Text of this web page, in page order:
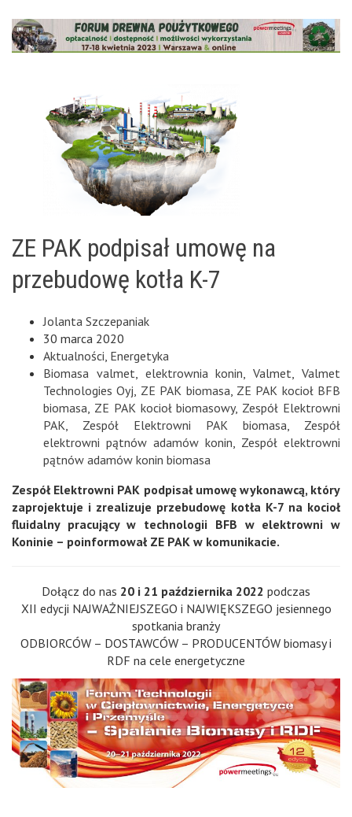
ZE PAK podpisał umowę na
przebudowę kotła K-7
Jolanta Szczepaniak
30 marca 2020
Aktualności Energetyka
Biomasa valmet
elektrownia konin ,Valmet ,Valmet
Technologies Oyj ZE PAK biomasa ZE PAK kocioł BFB
biomasa ZE PAK kocioł biomasowy, Zespół Elektrowni
PAK
Zespół Elektrowni PAK biomasa
Zespół
elektrowni pątnów adamów konin
Zespół elektrowni
pątnów adamów konin biomasa
Zespół Elektrowni PAK podpisał umowę wykonawcą, który
zaprojektuje i zrealizuje przebudowę kotła K-7 na kocioł
fluidalny pracujący w technologii BFB w elektrowni w
Koninie – poinformował ZE PAK w komunikacie.
Dołącz do nas 20 i 21 października 2022 podczas
XII edycji NAJWAŻNIEJSZEGO i NAJWIĘKSZEGO jesiennego
spotkania branży
ODBIORCÓW – DOSTAWCÓW – PRODUCENTÓW biomasy i
RDF na cele energetyczne